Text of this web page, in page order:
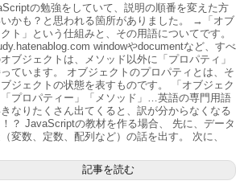
の勉強をしていて、説明の順番を変えた方
かも？と思われる箇所がありました。 →「オブ
ト」という仕組みと、その用語についてです。
windowやdocumentなど、すべ
ブジェクトは、メソッド以外に「プロパティ」
ています。 オブジェクトのプロパティとは、そ
ジェクトの状態を表すものです。 「オブジェク
「プロパティー」「メソッド」…英語の専門用語
なりたくさん出てくると、訳が分からなくなる
？ JavaScriptの教材を作る場合、 先に、データ
変数、定数、配列など）の話を出す。 次に、
記事を読む